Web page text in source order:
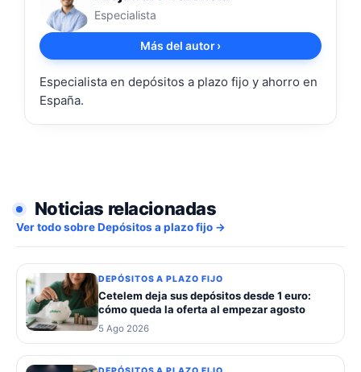
Especialista
Más del autor›
Especialista en depósitos a plazo fijo y ahorro en
España.
Noticias relacionadas
Ver todo sobre Depósitos a plazo fijo →
DEPÓSITOS A PLAZO FIJO
Cetelem deja sus depósitos desde 1 euro:
cómo queda la oferta al empezar agosto
5 Ago 2026